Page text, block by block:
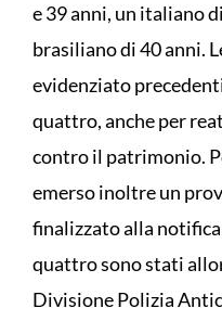
e 39 anni, un italiano
brasiliano di 40 anni.
evidenziato
quattro, anche per
contro il patrimonio.
emerso inoltre un
finalizzato alla
quattro sono stati
Divisione Polizia